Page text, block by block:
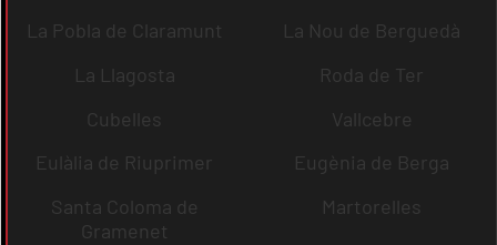
La Pobla de Claramunt
La Nou de Berguedà
La Llagosta
Roda de Ter
Cubelles
Vallcebre
Eulàlia de Riuprimer
Eugènia de Berga
Santa Coloma de
Gramenet
Martorelles